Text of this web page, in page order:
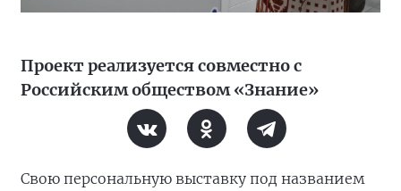
Проект реализуется совместно с
Российским обществом «Знание»
Свою персональную выставку под названием